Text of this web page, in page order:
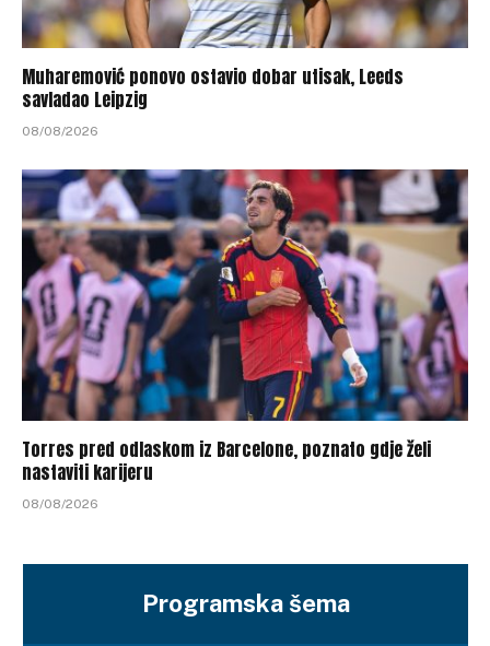
Muharemović ponovo ostavio dobar utisak, Leeds
savladao Leipzig
08/08/2026
Torres pred odlaskom iz Barcelone, poznato gdje želi
nastaviti karijeru
08/08/2026
Programska šema